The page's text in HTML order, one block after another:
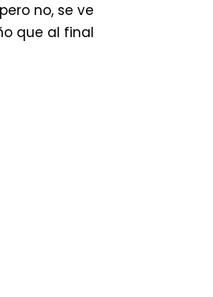
no, se ve
que al final